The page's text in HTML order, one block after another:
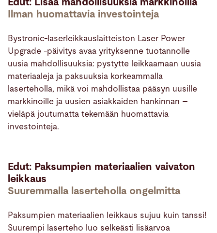
Ilman huomattavia investointeja
Bystronic-laserleikkauslaitteiston Laser Power
Upgrade -päivitys avaa yrityksenne tuotannolle
uusia mahdollisuuksia: pystytte leikkaamaan uusia
materiaaleja ja paksuuksia korkeammalla
laserteholla, mikä voi mahdollistaa pääsyn uusille
markkinoille ja uusien asiakkaiden hankinnan –
vieläpä joutumatta tekemään huomattavia
investointeja.
Edut: Paksumpien materiaalien vaivaton
leikkaus
Suuremmalla laserteholla ongelmitta
Paksumpien materiaalien leikkaus sujuu kuin tanssi!
Suurempi laserteho luo selkeästi lisäarvoa